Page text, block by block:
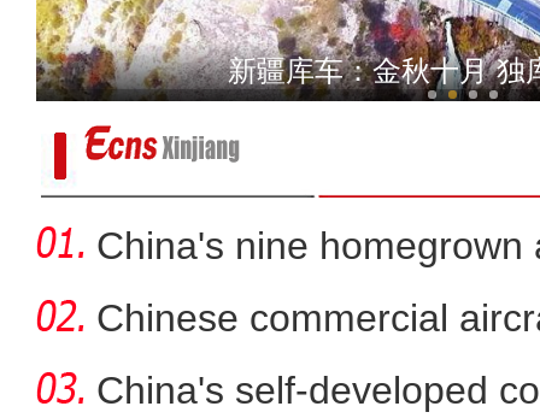
实拍新疆南部沙漠
新疆库车：金秋十月 独
China's nine homegrown
in
Chinese commercial
fli
China's self-developed